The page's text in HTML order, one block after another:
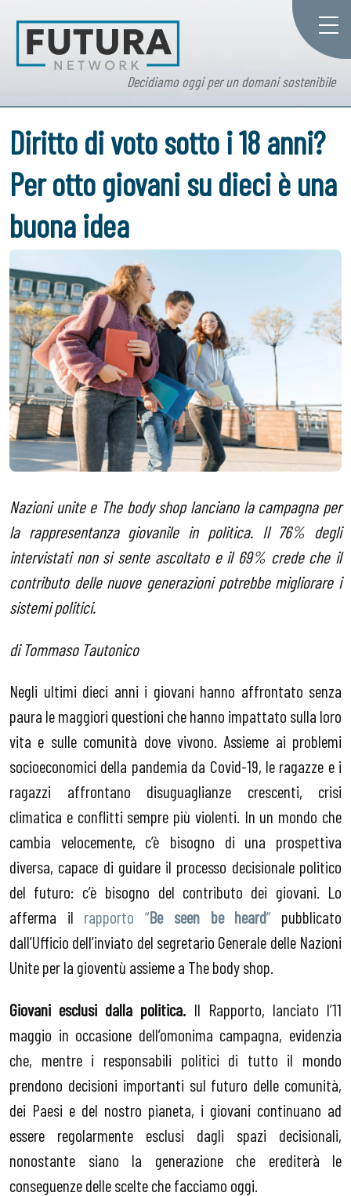
Decidiamo oggi per un domani sostenibile
Diritto di voto sotto i 18 anni?
Per otto giovani su dieci è una
buona idea
Nazioni unite e The body shop lanciano la campagna per
la rappresentanza giovanile in politica. Il 76% degli
intervistati non si sente ascoltato e il 69% crede che il
contributo delle nuove generazioni potrebbe migliorare i
sistemi politici.
di Tommaso Tautonico
Negli ultimi dieci anni i giovani hanno affrontato senza
paura le maggiori questioni che hanno impattato sulla loro
vita e sulle comunità dove vivono. Assieme ai problemi
socioeconomici della pandemia da Covid-19, le ragazze e i
ragazzi affrontano disuguaglianze crescenti, crisi
climatica e conflitti sempre più violenti. In un mondo che
cambia velocemente, c’è bisogno di una prospettiva
diversa, capace di guidare il processo decisionale politico
del futuro: c’è bisogno del contributo dei giovani. Lo
afferma il rapporto “Be seen be heard” pubblicato
dall’Ufficio dell’inviato del segretario Generale delle Nazioni
Unite per la gioventù assieme a The body shop.
Giovani esclusi dalla politica. Il Rapporto, lanciato l’11
maggio in occasione dell’omonima campagna, evidenzia
che, mentre i responsabili politici di tutto il mondo
prendono decisioni importanti sul futuro delle comunità,
dei Paesi e del nostro pianeta, i giovani continuano ad
essere regolarmente esclusi dagli spazi decisionali,
nonostante siano la generazione che erediterà le
conseguenze delle scelte che facciamo oggi.